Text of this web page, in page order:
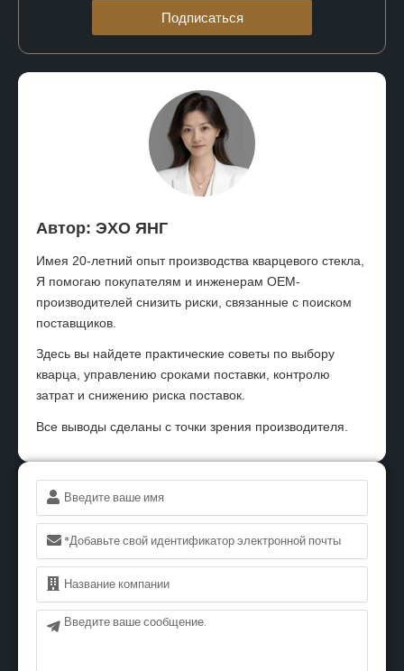
Подписаться
Автор: ЭХО ЯНГ
Имея 20-летний опыт производства кварцевого стекла,
Я помогаю покупателям и инженерам OEM-
производителей снизить риски, связанные с поиском
поставщиков.
Здесь вы найдете практические советы по выбору
кварца, управлению сроками поставки, контролю
затрат и снижению риска поставок.
Все выводы сделаны с точки зрения производителя.
Имя
Электронная
почта
Имя
Сообщение